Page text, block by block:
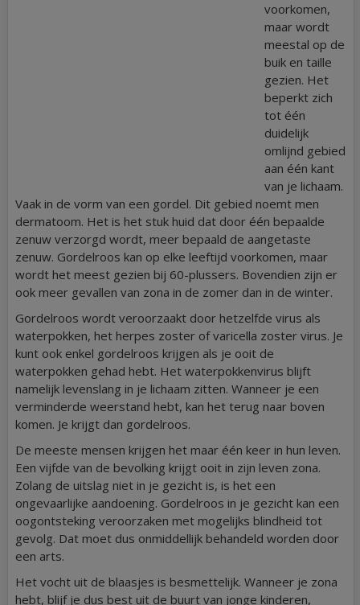
voorkomen,
maar wordt
meestal op de
buik en taille
gezien. Het
beperkt zich
tot één
duidelijk
omlijnd gebied
aan één kant
van je lichaam.
Vaak in de vorm van een gordel. Dit gebied noemt men
dermatoom. Het is het stuk huid dat door één bepaalde
zenuw verzorgd wordt, meer bepaald de aangetaste
zenuw. Gordelroos kan op elke leeftijd voorkomen, maar
wordt het meest gezien bij 60-plussers. Bovendien zijn er
ook meer gevallen van zona in de zomer dan in de winter.
Gordelroos wordt veroorzaakt door hetzelfde virus als
waterpokken, het herpes zoster of varicella zoster virus. Je
kunt ook enkel gordelroos krijgen als je ooit de
waterpokken gehad hebt. Het waterpokkenvirus blijft
namelijk levenslang in je lichaam zitten. Wanneer je een
verminderde weerstand hebt, kan het terug naar boven
komen. Je krijgt dan gordelroos.
De meeste mensen krijgen het maar één keer in hun leven.
Een vijfde van de bevolking krijgt ooit in zijn leven zona.
Zolang de uitslag niet in je gezicht is, is het een
ongevaarlijke aandoening. Gordelroos in je gezicht kan een
oogontsteking veroorzaken met mogelijks blindheid tot
gevolg. Dat moet dus onmiddellijk behandeld worden door
een arts.
Het vocht uit de blaasjes is besmettelijk. Wanneer je zona
hebt, blijf je dus best uit de buurt van jonge kinderen,